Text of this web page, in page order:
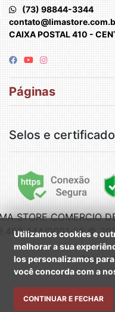
(73) 98844-3344
CAIXA POSTAL 410 -
Páginas
Selos e
STORE COMERCIO
0001-28 ©
Utilizamos cookies e
melhorar a sua
los personalizamos
você concorda com a
CONTINUAR E FECHAR